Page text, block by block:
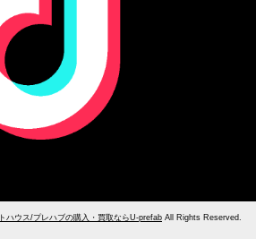
ハウス/プレハブの購入・買取ならU-prefab All Rights Reserved.